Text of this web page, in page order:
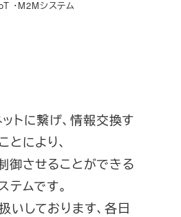
・M2Mシステム
トに繋げ、情報交換す
とにより、
御させることができる
テムです。
いしております、各日